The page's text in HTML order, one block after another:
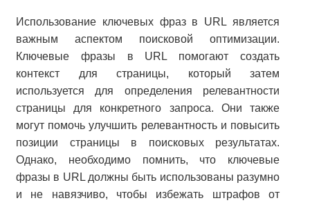
Использование ключевых фраз в URL является
важным аспектом поисковой оптимизации.
Ключевые фразы в URL помогают создать
контекст для страницы, который затем
используется для определения релевантности
страницы для конкретного запроса. Они также
могут помочь улучшить релевантность и повысить
позиции страницы в поисковых результатах.
Однако, необходимо помнить, что ключевые
фразы в URL должны быть использованы разумно
и не навязчиво, чтобы избежать штрафов от